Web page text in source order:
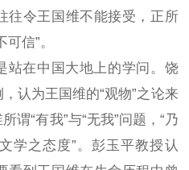
往令王国维不能接受，正所
信”。
站在中国大地上的学问。饶
认为王国维的“观物”之论来
谓“有我”与“无我”问题，“乃
学之态度”。彭玉平教授认